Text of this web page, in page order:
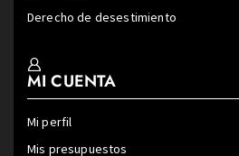
Derecho de desestimiento
MI CUENTA
Mi perfil
Mis presupuestos